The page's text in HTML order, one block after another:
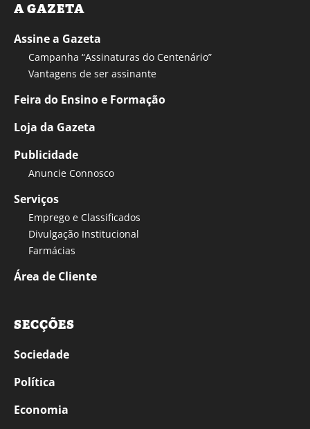
A GAZETA
Assine a Gazeta
Campanha “Assinaturas do Centenário”
Vantagens de ser assinante
Feira do Ensino e Formação
Loja da Gazeta
Publicidade
Anuncie Connosco
Serviços
Emprego e Classificados
Divulgação Institucional
Farmácias
Área de Cliente
SECÇÕES
Sociedade
Política
Economia